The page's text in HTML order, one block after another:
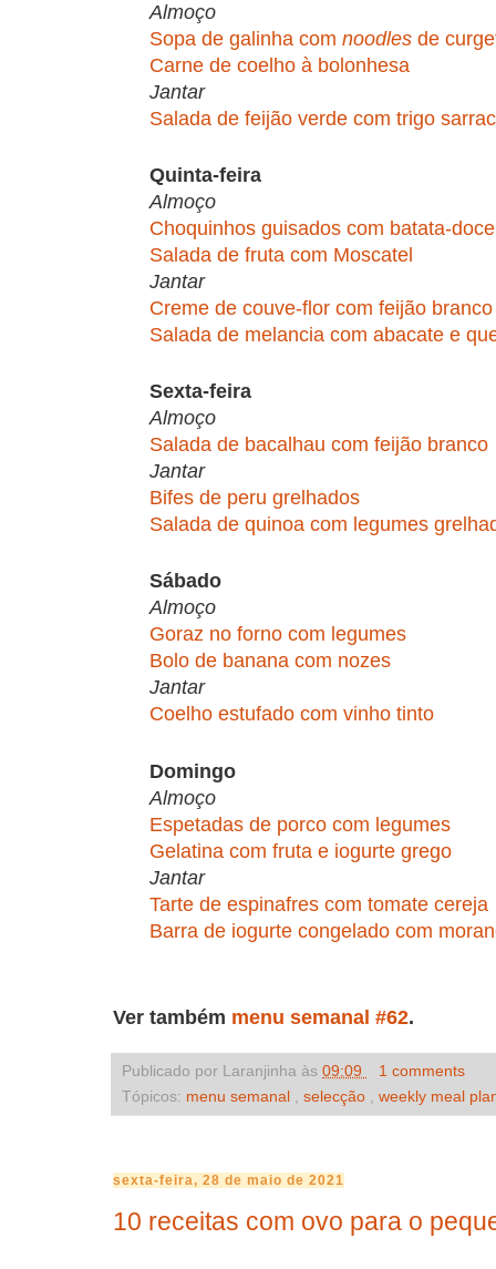
Almoço
Sopa de galinha com noodles de
Carne de coelho à bolonhesa
Jantar
Salada de feijão verde com trigo
Quinta-feira
Almoço
Choquinhos guisados com batata-doce
Salada de fruta com Moscatel
Jantar
Creme de couve-flor com feijão branco
Salada de melancia com abacate e
Sexta-feira
Almoço
Salada de bacalhau com feijão branco
Jantar
Bifes de peru grelhados
Salada de quinoa com legumes
Sábado
Almoço
Goraz no forno com legumes
Bolo de banana com nozes
Jantar
Coelho estufado com vinho tinto
Domingo
Almoço
Espetadas de porco com legumes
Gelatina com fruta e iogurte grego
Jantar
Tarte de espinafres com tomate cereja
Barra de iogurte congelado com
Ver também menu semanal #62.
Publicado por Laranjinha às 09:09
1 comments
Tópicos: menu semanal , selecção , weekly meal
sexta-feira, 28 de maio de 2021
10 receitas com ovo para o